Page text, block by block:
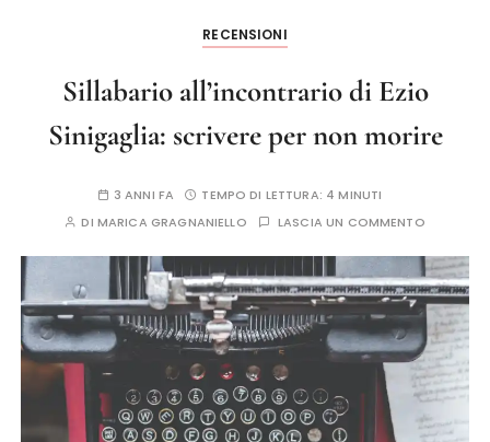
RECENSIONI
Sillabario all’incontrario di Ezio
Sinigaglia: scrivere per non morire
3 ANNI FA TEMPO DI LETTURA: 4 MINUTI
DI MARICA GRAGNANIELLO LASCIA UN COMMENTO